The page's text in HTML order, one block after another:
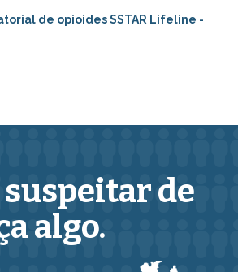
de opioides SSTAR Lifeline -
suspeitar de
algo.